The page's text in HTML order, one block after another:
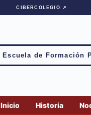
CIBERCOLEGIO ↗
Escuela de Formación
Inicio Historia